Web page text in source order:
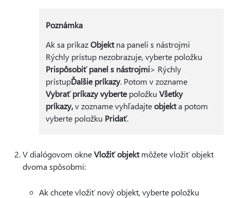
Poznámka
Ak sa príkazObjektna paneli s nástrojmi
Rýchly prístup nezobrazuje, vyberte položku
Prispôsobiť panel s nástrojmi> Rýchly
prístupĎalšie príkazy. Potom v zozname
Vybrať príkazy vybertepoložku Všetky
príkazy,v zozname vyhľadajteobjekta potom
vyberte položku Pridať.
V dialógovom okneVložiť objektmôžete vložiť objekt
dvoma spôsobmi:
Ak chcete vložiť nový objekt, vyberte položku